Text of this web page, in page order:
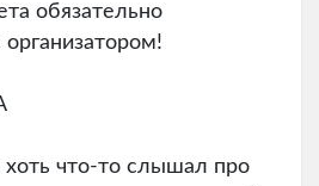
обязательно
организатором!
хоть что-то слышал про